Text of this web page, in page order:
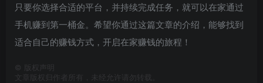
只要你选择合适的平台，并持续完成任务，就可以在家通过
手机赚到第一桶金。希望你通过这篇文章的介绍，能够找到
适合自己的赚钱方式，开启在家赚钱的旅程！
©
版权声明
文章版权归作者所有，未经允许请勿转载。